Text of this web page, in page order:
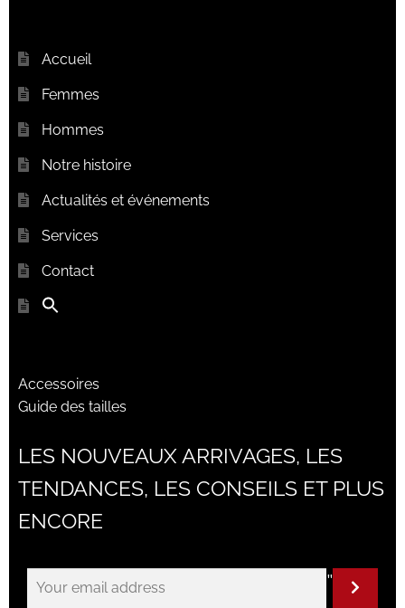
Accueil
Femmes
Hommes
Notre histoire
Actualités et événements
Services
Contact
Accessoires
Guide des tailles
LES NOUVEAUX ARRIVAGES, LES
TENDANCES, LES CONSEILS ET PLUS
ENCORE
"